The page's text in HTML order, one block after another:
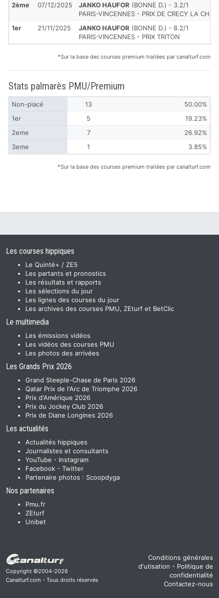
2ème
07/12/2025 JANKO HAUFOR (BONNE D.) - 3.2/1
PARIS-VINCENNES - PRIX DE CRECY LA
1er
21/11/2025 JANKO HAUFOR (BONNE D.) - 8.2/1
PARIS-VINCENNES - PRIX TRITON
*Sur la base des courses premium traitées par canalturf.com
Stats palmarès PMU/Premium
Non-placé 13
50.00%
1er
5
19.23%
2eme
7
26.92%
3eme
1 3.85%
*Sur la base des courses premium traitées par canalturf.com
Les courses hippiques
Le Quinté+ / ZE5
Les partants et pronostics
Les résultats et rapports
Les sélections du jour
Les lignes des courses du jour
Les archives des courses PMU, ZEturf et BetClic
Le multimedia
Les émissions vidéos
Les vidéos des courses PMU
Les photos des arrivées
Les Grands Prix 2026
Grand Steeple-Chase de Paris 2026
Qatar Prix de l'Arc de Triomphe 2026
Prix d'Amérique 2026
Prix du Jockey Club 2026
Prix de Diane Longines 2026
Les actualités
Actualités hippiques
Journalistes et consultants
YouTube - Instagram
Facebook - Twitter
Partenaire photos : Scoopdyga
Nos partenaires
Pmu.fr
ZEturf
Unibet
Copyright ©2004-2026
Canalturf.com - Tous droits réservés
Conditions générales
d'utisation - Politique de
confidentialité
Contactez-nous